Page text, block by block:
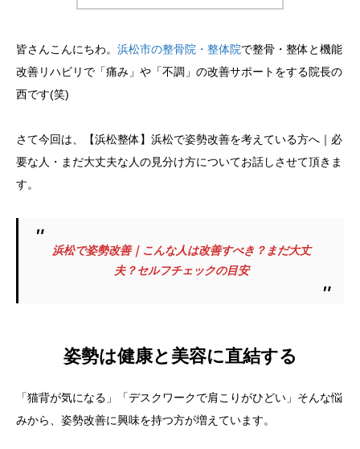
皆さんこんにちわ。 浜松市の整骨院・整体院で整骨・整体と機能
改善リハビリで「痛み」や「不調」の改善サポートをする院長の
西です(笑)
さて今回は、【浜松整体】浜松で姿勢改善を考えている方へ｜必
要な人・まだ大丈夫な人の見分け方についてお話しさせて頂きま
す。
浜松で姿勢改善｜こんな人は改善すべき？まだ大丈
夫？セルフチェックの目安
姿勢は健康と美容に直結する
「猫背が気になる」「デスクワークで肩こりがひどい」そんな悩
みから、姿勢改善に興味を持つ方が増えています。